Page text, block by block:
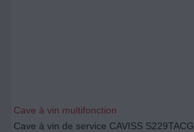
Cave à vin multifonction
Cave à vin de service CAVISS S229TACG